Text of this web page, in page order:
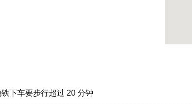
下车要步行超过 20 分钟